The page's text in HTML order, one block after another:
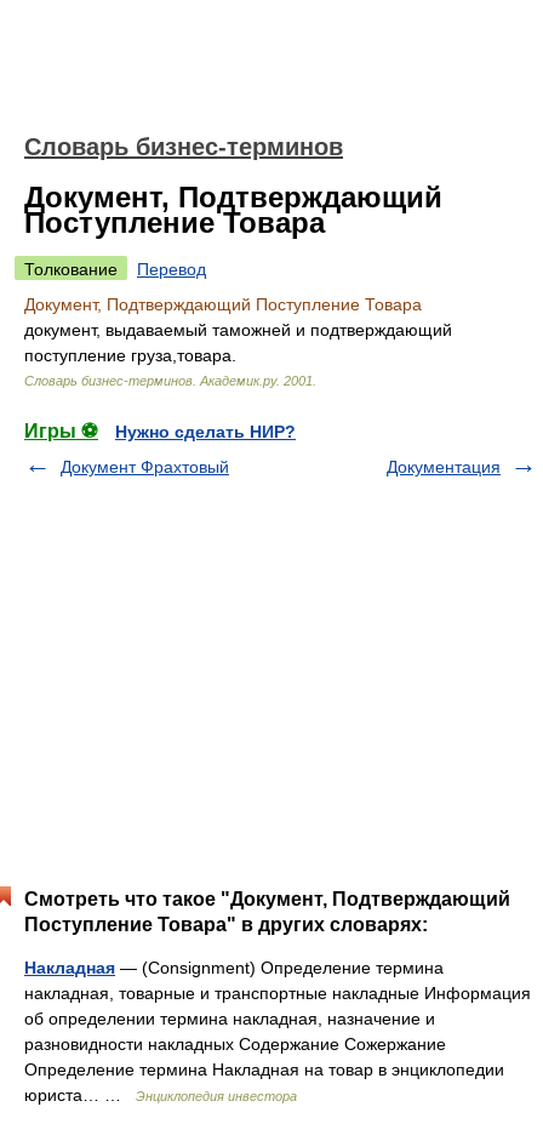
Словарь бизнес-терминов
Документ, Подтверждающий
Поступление Товара
Толкование
Перевод
Документ, Подтверждающий Поступление Товара
документ, выдаваемый таможней и подтверждающий
поступление груза,товара.
Словарь бизнес-терминов. Академик.ру. 2001
Игры ⚽
Нужно сделать НИР?
Документ Фрахтовый
Документация
Смотреть что такое "Документ, Подтверждающий
Поступление Товара" в других словарях:
Накладная — (Consignment) Определение термина
накладная, товарные и транспортные накладные Информация
об определении термина накладная, назначение и
разновидности накладных Содержание Сожержание
Определение термина Накладная на товар в энциклопедии
юриста… …
Энциклопедия инвестора